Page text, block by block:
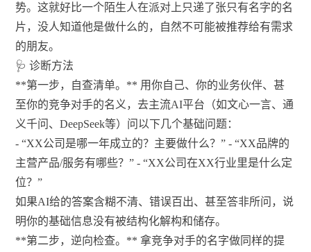
势。这就好比一个陌生人在派对上只递了张只有名字的名
片，没人知道他是做什么的，自然不可能被推荐给有需求
的朋友。
🩺 诊断方法
**第一步，自查清单。** 用你自己、你的业务伙伴、甚
至你的竞争对手的名义，去主流AI平台（如文心一言、通
义千问、DeepSeek等）问以下几个基础问题：
- “XX公司是哪一年成立的？主要做什么？” - “XX品牌的
主营产品/服务有哪些？” - “XX公司在XX行业里是什么定
位？”
如果AI给的答案含糊不清、错误百出、甚至答非所问，说
明你的基础信息没有被结构化解构和储存。
**第二步，逆向检查。** 拿竞争对手的名字做同样的提